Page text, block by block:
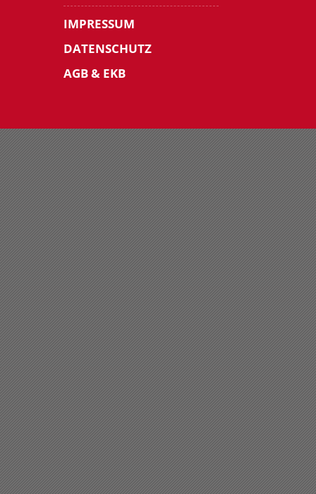
IMPRESSUM
DATENSCHUTZ
AGB & EKB